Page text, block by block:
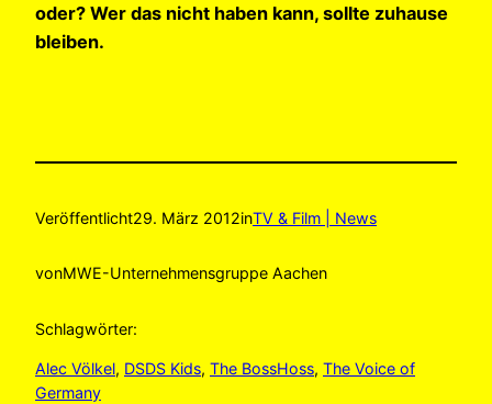
oder? Wer das nicht haben kann, sollte zuhause
bleiben.
Veröffentlicht29. März 2012inTV & Film | News
vonMWE-Unternehmensgruppe Aachen
Schlagwörter:
Alec Völkel, DSDS Kids, The BossHoss, The Voice of
Germany